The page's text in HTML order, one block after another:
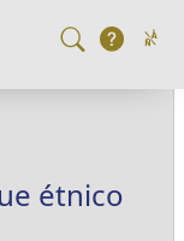
étnico